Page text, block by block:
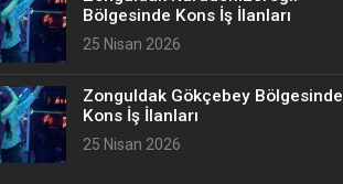
Bölgesinde Kons İş İlanları
25 Nisan 2026
Zonguldak Gökçebey Bölgesinde
Kons İş İlanları
25 Nisan 2026